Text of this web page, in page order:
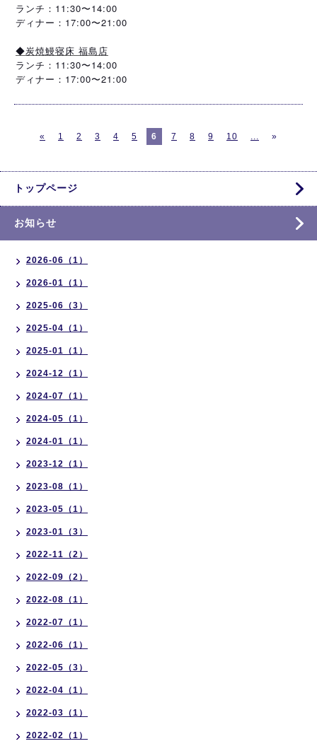
ランチ：11:30〜14:00
ディナー：17:00〜21:00
◆炭焼鰻寝床 福島店
ランチ：11:30〜14:00
ディナー：17:00〜21:00
« 1 2 3 4 5 6 7 8 9 10 ... »
トップページ
お知らせ
2026-06（1）
2026-01（1）
2025-06（3）
2025-04（1）
2025-01（1）
2024-12（1）
2024-07（1）
2024-05（1）
2024-01（1）
2023-12（1）
2023-08（1）
2023-05（1）
2023-01（3）
2022-11（2）
2022-09（2）
2022-08（1）
2022-07（1）
2022-06（1）
2022-05（3）
2022-04（1）
2022-03（1）
2022-02（1）